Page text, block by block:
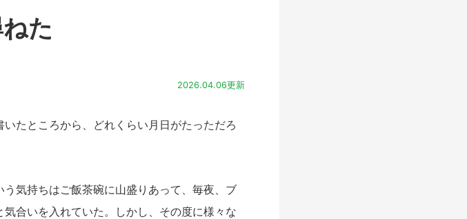
た
2026.04.06更新
たところから、どれくらい月日がたっただろ
気持ちはご飯茶碗に山盛りあって、毎夜、ブ
合いを入れていた。しかし、その度に様々な